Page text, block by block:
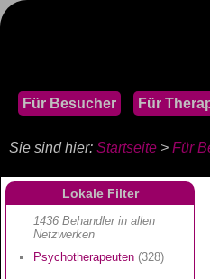
Für Besucher Für
Sie sind hier: Startseite > Für
Lokale Filter
1436 Behandler in allen
Netzwerken
Psychotherapeuten (328)